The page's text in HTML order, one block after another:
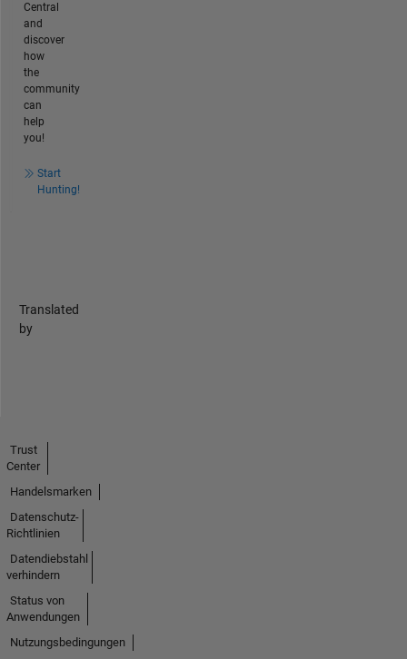
Central
and
discover
how
the
community
can
help
you!
Start
Hunting!
Translated
by
Trust
Center
Handelsmarken
Datenschutz-
Richtlinien
Datendiebstahl
verhindern
Status von
Anwendungen
Nutzungsbedingungen